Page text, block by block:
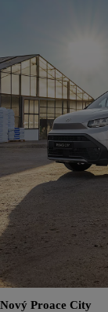
Nový Proace City